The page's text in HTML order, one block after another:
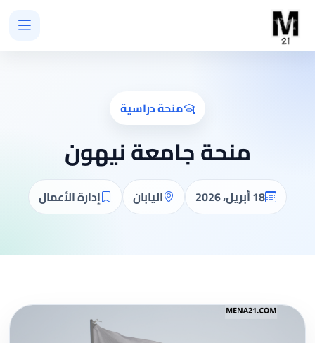
منحة دراسية
منحة جامعة نيهون
18 أبريل، 2026 اليابان إدارة الأعمال